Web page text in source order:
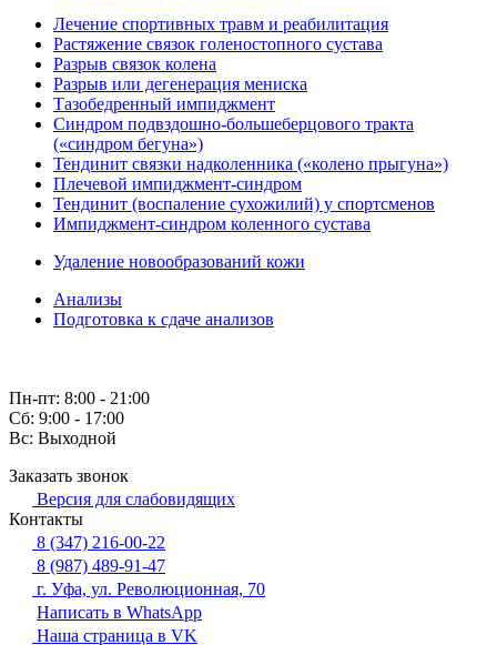
Лечение спортивных травм и реабилитация
Растяжение связок голеностопного сустава
Разрыв связок колена
Разрыв или дегенерация мениска
Тазобедренный импиджмент
Синдром подвздошно-большеберцового тракта
(«синдром бегуна»)
Тендинит связки надколенника («колено прыгуна»)
Плечевой импиджмент-синдром
Тендинит (воспаление сухожилий) у спортсменов
Импиджмент-синдром коленного сустава
Удаление новообразований кожи
Анализы
Подготовка к сдаче анализов
Пн-пт: 8:00 - 21:00
Сб: 9:00 - 17:00
Вс: Выходной
Заказать звонок
Версия для слабовидящих
Контакты
8 (347) 216-00-22
8 (987) 489-91-47
г. Уфа, ул. Революционная, 70
Написать в WhatsApp
Наша страница в VK